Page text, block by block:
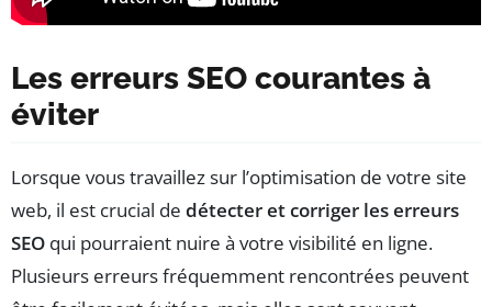
Les erreurs SEO courantes à
éviter
Lorsque vous travaillez sur l’optimisation de votre site
web, il est crucial de détecter et corriger les erreurs
SEO qui pourraient nuire à votre visibilité en ligne.
Plusieurs erreurs fréquemment rencontrées peuvent